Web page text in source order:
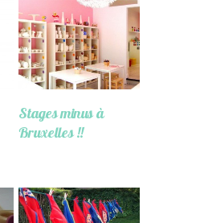
Stages minus à
Bruxelles !!